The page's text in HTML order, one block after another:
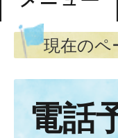
現在のペ
電話